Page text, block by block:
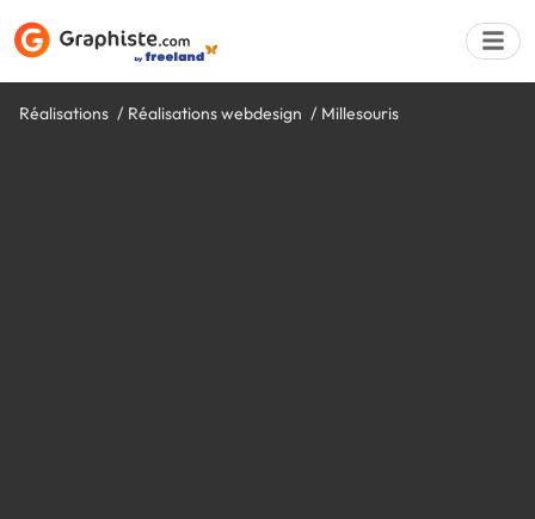
Réalisations Réalisations webdesign Millesouris